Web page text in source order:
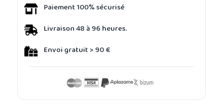
Paiement 100% sécurisé
Livraison 48 à 96 heures.
Envoi gratuit > 90 €